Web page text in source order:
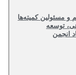
مسئولین کمیته‌ها
توسعه
انجمن